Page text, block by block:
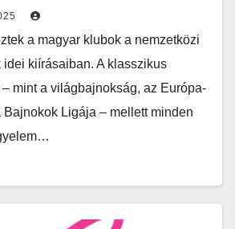
a magyar klubok a nemzetközi
kiírásaiban. A klasszikus
mint a világbajnokság, az Európa-
Bajnokok Ligája – mellett minden